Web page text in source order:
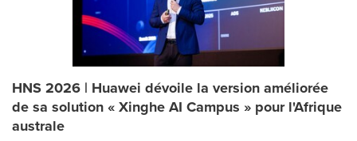
HNS 2026 | Huawei dévoile la version améliorée
de sa solution « Xinghe AI Campus » pour l'Afrique
australe